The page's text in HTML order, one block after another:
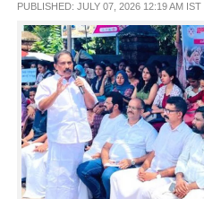
LIFESTYLE
SPIRITUAL
INFO+
ART
PUBLISHED: JULY 07, 2026 12:19 AM IST